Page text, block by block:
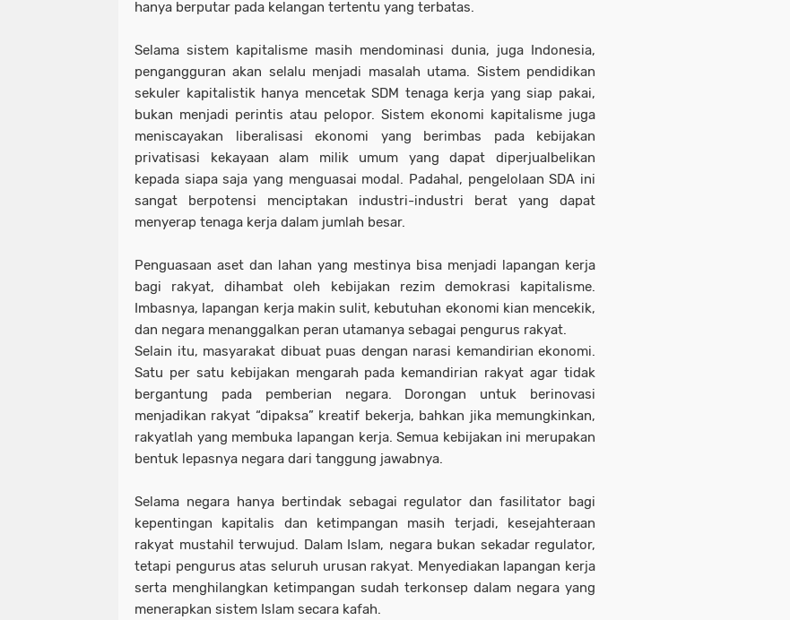
hanya berputar pada kelangan tertentu yang terbatas.
Selama sistem kapitalisme masih mendominasi dunia, juga Indonesia,
pengangguran akan selalu menjadi masalah utama. Sistem pendidikan
sekuler kapitalistik hanya mencetak SDM tenaga kerja yang siap pakai,
bukan menjadi perintis atau pelopor. Sistem ekonomi kapitalisme juga
meniscayakan liberalisasi ekonomi yang berimbas pada kebijakan
privatisasi kekayaan alam milik umum yang dapat diperjualbelikan
kepada siapa saja yang menguasai modal. Padahal, pengelolaan SDA ini
sangat berpotensi menciptakan industri-industri berat yang dapat
menyerap tenaga kerja dalam jumlah besar.
Penguasaan aset dan lahan yang mestinya bisa menjadi lapangan kerja
bagi rakyat, dihambat oleh kebijakan rezim demokrasi kapitalisme.
Imbasnya, lapangan kerja makin sulit, kebutuhan ekonomi kian mencekik,
dan negara menanggalkan peran utamanya sebagai pengurus rakyat.
Selain itu, masyarakat dibuat puas dengan narasi kemandirian ekonomi.
Satu per satu kebijakan mengarah pada kemandirian rakyat agar tidak
bergantung pada pemberian negara. Dorongan untuk berinovasi
menjadikan rakyat “dipaksa” kreatif bekerja, bahkan jika memungkinkan,
rakyatlah yang membuka lapangan kerja. Semua kebijakan ini merupakan
bentuk lepasnya negara dari tanggung jawabnya.
Selama negara hanya bertindak sebagai regulator dan fasilitator bagi
kepentingan kapitalis dan ketimpangan masih terjadi, kesejahteraan
rakyat mustahil terwujud. Dalam Islam, negara bukan sekadar regulator,
tetapi pengurus atas seluruh urusan rakyat. Menyediakan lapangan kerja
serta menghilangkan ketimpangan sudah terkonsep dalam negara yang
menerapkan sistem Islam secara kafah.